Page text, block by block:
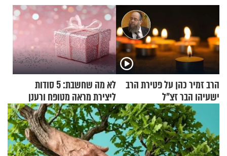
הרב זמיר כהן על פטירת הרב
ישעיהו הבר זצ"ל
לא מה שחשבת: 5 סודות
ליצירת מראה מטופח ורענן